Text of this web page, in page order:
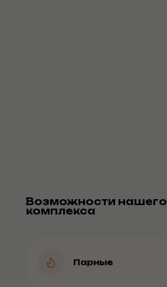
Возможности нашего
комплекса
Парные